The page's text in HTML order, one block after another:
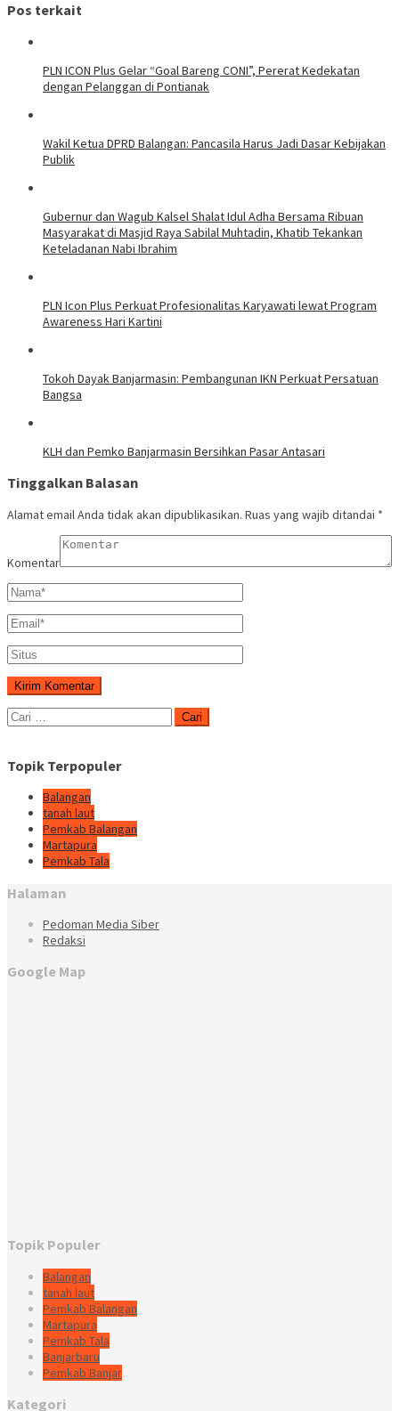
Pos terkait
PLN ICON Plus Gelar “Goal Bareng CONI”, Pererat Kedekatan
dengan Pelanggan di Pontianak
Wakil Ketua DPRD Balangan: Pancasila Harus Jadi Dasar Kebijakan
Publik
Gubernur dan Wagub Kalsel Shalat Idul Adha Bersama Ribuan
Masyarakat di Masjid Raya Sabilal Muhtadin, Khatib Tekankan
Keteladanan Nabi Ibrahim
PLN Icon Plus Perkuat Profesionalitas Karyawati lewat Program
Awareness Hari Kartini
Tokoh Dayak Banjarmasin: Pembangunan IKN Perkuat Persatuan
Bangsa
KLH dan Pemko Banjarmasin Bersihkan Pasar Antasari
Tinggalkan Balasan
Alamat email Anda tidak akan dipublikasikan. Ruas yang wajib ditandai *
Komentar
Cari
untuk:
Topik Terpopuler
Balangan
tanah laut
Pemkab Balangan
Martapura
Pemkab Tala
Halaman
Pedoman Media Siber
Redaksi
Google Map
Topik Populer
Balangan
tanah laut
Pemkab Balangan
Martapura
Pemkab Tala
Banjarbaru
Pemkab Banjar
Kategori